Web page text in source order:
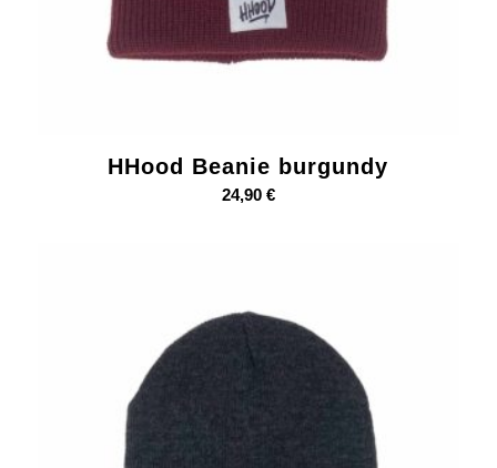
HHood Beanie burgundy
24,90 €